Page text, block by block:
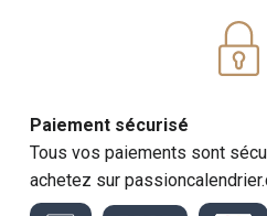
Paiement sécurisé
Tous vos paiements sont
achetez sur